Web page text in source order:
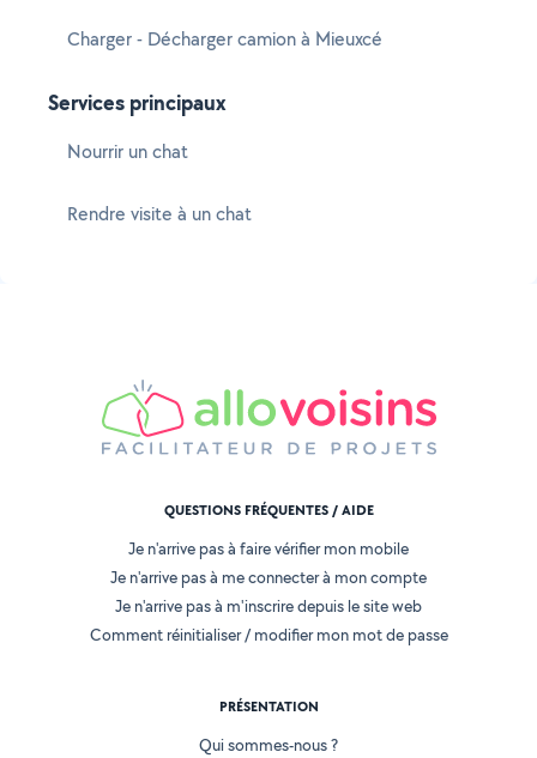
Charger - Décharger camion à Mieuxcé
Services principaux
Nourrir un chat
Rendre visite à un chat
QUESTIONS FRÉQUENTES / AIDE
Je n'arrive pas à faire vérifier mon mobile
Je n'arrive pas à me connecter à mon compte
Je n'arrive pas à m'inscrire depuis le site web
Comment réinitialiser / modifier mon mot de passe
PRÉSENTATION
Qui sommes-nous ?